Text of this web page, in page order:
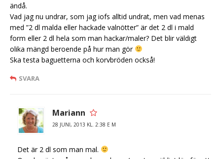
ändå.
Vad jag nu undrar, som jag iofs alltid undrat, men vad menas
med ”2 dl malda eller hackade valnötter” är det 2 dl i mald
form eller 2 dl hela som man hackar/maler? Det blir väldigt
olika mängd beroende på hur man gör
Ska testa baguetterna och korvbröden också!
SVARA
Mariann
28 JUNI, 2013 KL. 2:38 E M
Det är 2 dl som man mal.